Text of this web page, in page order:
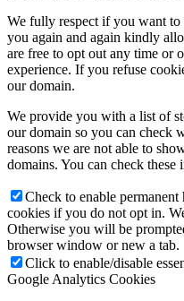
We fully respect if you want
you again and again kindly
are free to opt out any time or
experience. If you refuse
our domain.
We provide you with a list of
our domain so you can check
reasons we are not able to
domains. You can check
Check to enable
cookies if you do not opt in.
Otherwise you will be
browser window or new a tab.
Click to enable/disable
Google Analytics Cookies